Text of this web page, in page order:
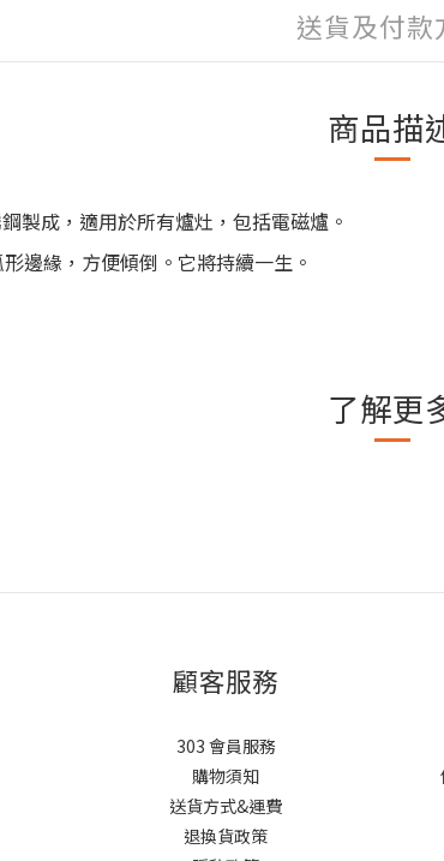
送貨及付款
商品描
製成，適用於所有爐灶，包括電磁爐。
邊緣，方便傾倒。它將持續一生。
了解更
顧客服務
303 會員服務
購物須知
送貨方式&運費
退換貨政策